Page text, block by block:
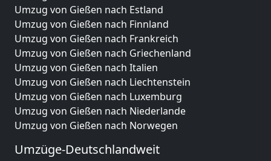
Umzug von Gießen nach Estland
Umzug von Gießen nach Finnland
Umzug von Gießen nach Frankreich
Umzug von Gießen nach Griechenland
Umzug von Gießen nach Italien
Umzug von Gießen nach Liechtenstein
Umzug von Gießen nach Luxemburg
Umzug von Gießen nach Niederlande
Umzug von Gießen nach Norwegen
Umzüge-Deutschlandweit